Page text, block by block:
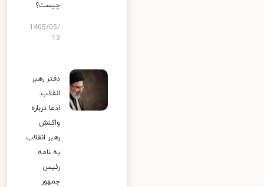
چیست؟
1405/05/
13
دفتر رهبر
انقلاب:
ادعا درباره
واکنش
رهبر انقلاب
به نامه
رئیس
جمهور